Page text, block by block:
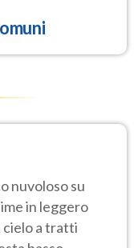
nuvoloso su
in leggero
cielo a tratti